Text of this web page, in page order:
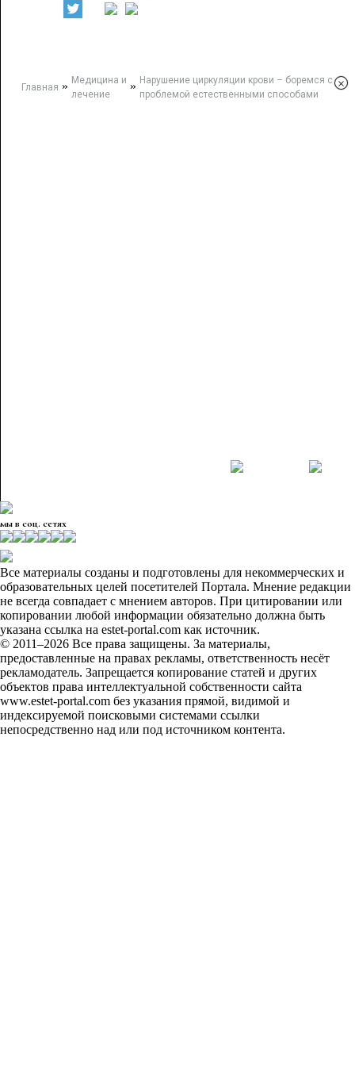
Главная » Медицина и
лечение
» Нарушение циркуляции крови – боремся с
проблемой естественными способами
×
мы в соц. сетях
Все материалы созданы и подготовлены для некоммерческих и
образовательных целей посетителей Портала. Мнение редакции
не всегда совпадает с мнением авторов. При цитировании или
копировании любой информации обязательно должна быть
указана ссылка на estet-portal.com как источник.
© 2011–2026 Все права защищены. За материалы,
предоставленные на правах рекламы, ответственность несёт
рекламодатель. Запрещается копирование статей и других
объектов права интеллектуальной собственности сайта
www.estet-portal.com без указания прямой, видимой и
индексируемой поисковыми системами ссылки
непосредственно над или под источником контента.